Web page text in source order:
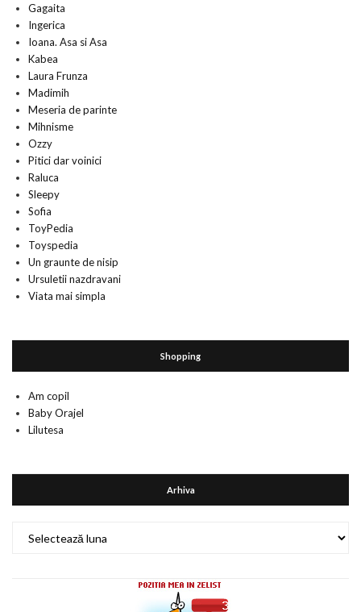
Gagaita
Ingerica
Ioana. Asa si Asa
Kabea
Laura Frunza
Madimih
Meseria de parinte
Mihnisme
Ozzy
Pitici dar voinici
Raluca
Sleepy
Sofia
ToyPedia
Toyspedia
Un graunte de nisip
Ursuletii nazdravani
Viata mai simpla
Shopping
Am copil
Baby Orajel
Lilutesa
Arhiva